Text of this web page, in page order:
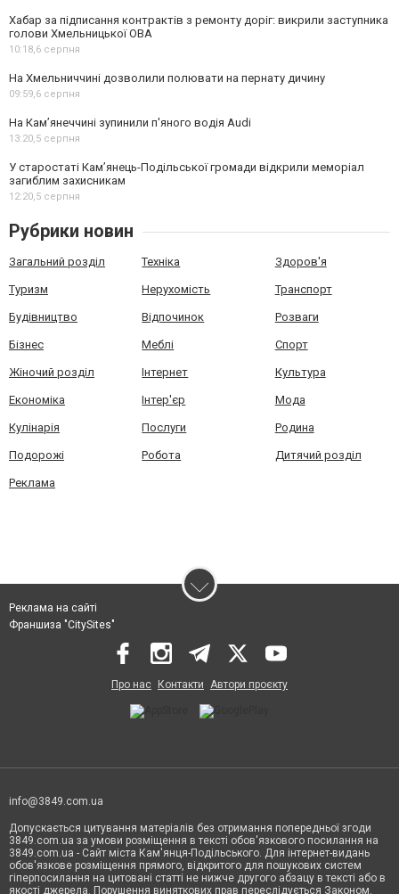
Хабар за підписання контрактів з ремонту доріг: викрили заступника
голови Хмельницької ОВА
10:18,6 серпня
На Хмельниччині дозволили полювати на пернату дичину
09:59,6 серпня
На Камʼянеччині зупинили п'яного водія Audi
13:20,5 серпня
У старостаті Кам’янець-Подільської громади відкрили меморіал
загиблим захисникам
12:20,5 серпня
Рубрики новин
Загальний розділ Техніка Здоров'я
Туризм Нерухомість Транспорт
Будівництво Відпочинок Розваги
Бізнес Меблі Спорт
Жіночий розділ Інтернет Культура
Економіка Інтер'єр Мода
Кулінарія Послуги Родина
Подорожі Робота Дитячий розділ
Реклама
Реклама на сайті
Франшиза "CitySites"
Про нас Контакти Автори проєкту
info@3849.com.ua
Допускається цитування матеріалів без отримання попередньої згоди
3849.com.ua за умови розміщення в тексті обов'язкового посилання на
3849.com.ua - Сайт міста Кам'янця-Подільського. Для інтернет-видань
обов'язкове розміщення прямого, відкритого для пошукових систем
гіперпосилання на цитовані статті не нижче другого абзацу в тексті або в
якості джерела. Порушення виняткових прав переслідується Законом.